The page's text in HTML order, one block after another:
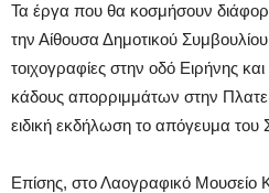
Τα έργα που θα κοσμήσουν
την Αίθουσα Δημοτικού
τοιχογραφίες στην οδό Ειρήνης
κάδους απορριμμάτων στην
ειδική εκδήλωση το απόγευμα του
Επίσης, στο Λαογραφικό Μουσείο